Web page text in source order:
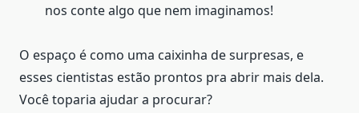
nos conte algo que nem imaginamos!
O espaço é como uma caixinha de surpresas, e
esses cientistas estão prontos pra abrir mais dela.
Você toparia ajudar a procurar?